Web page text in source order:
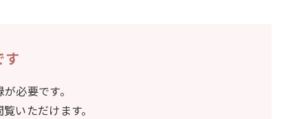
す
必要です。
いただけます。